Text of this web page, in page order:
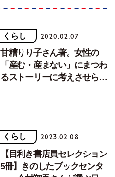
くらし 2020.02.07
甘糟りり子さん著。女性の
「産む・産まない」にまつわ
るストーリーに考えさせられ
くらし 2023.02.08
【目利き書店員セレクション
5冊】きのしたブックセンタ